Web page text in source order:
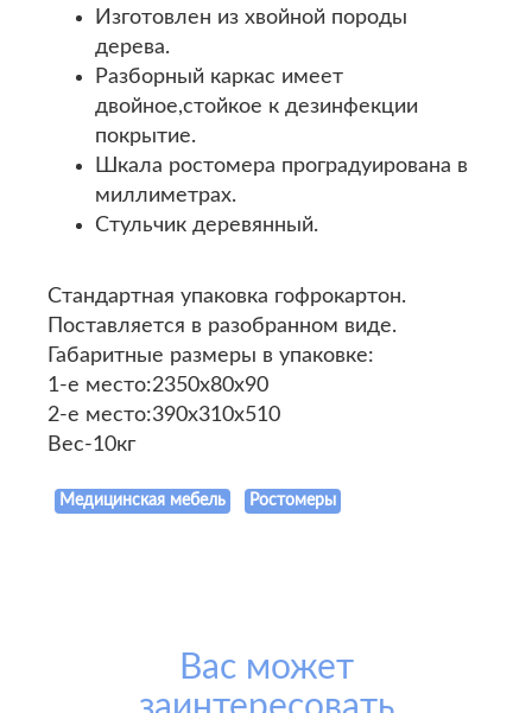
Изготовлен из хвойной породы
дерева.
Разборный каркас имеет
двойное,стойкое к дезинфекции
покрытие.
Шкала ростомера проградуирована в
миллиметрах.
Стульчик деревянный.
Стандартная упаковка гофрокартон.
Поставляется в разобранном виде.
Габаритные размеры в упаковке:
1-е место:2350х80х90
2-е место:390х310х510
Вес-10кг
Медицинская мебель Ростомеры
Вас может